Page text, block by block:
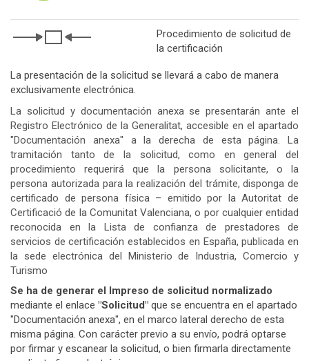
Procedimiento de solicitud de
la certificación
La presentación de la solicitud se llevará a cabo de manera
exclusivamente electrónica.
La solicitud y documentación anexa se presentarán ante el
Registro Electrónico de la Generalitat, accesible en el apartado
"Documentación anexa" a la derecha de esta página
La
tramitación tanto de la solicitud, como en general del
procedimiento requerirá que la persona solicitante, o la
persona autorizada para la realización del trámite, disponga de
certificado de persona física – emitido por la Autoritat de
Certificació de la Comunitat Valenciana, o por cualquier entidad
reconocida en la Lista de confianza de prestadores de
servicios de certificación establecidos en España, publicada en
la sede electrónica del Ministerio de Industria, Comercio y
Turismo
Se ha de generar el Impreso de solicitud normalizado
mediante el enlace "Solicitud" que se encuentra en el apartado
"Documentación anexa", en el marco lateral derecho de esta
misma página. Con carácter previo a su envío, podrá optarse
por firmar y escanear la solicitud, o bien firmarla directamente